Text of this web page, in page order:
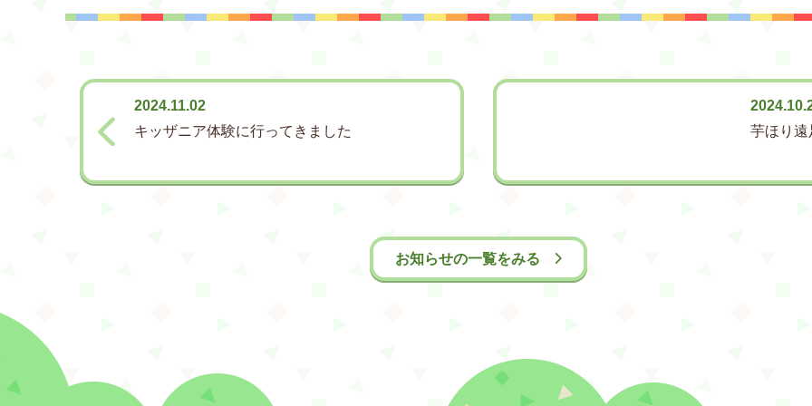
2024.11.02
キッザニア体験に行ってきました
芋ほり遠
お知らせの一覧をみる